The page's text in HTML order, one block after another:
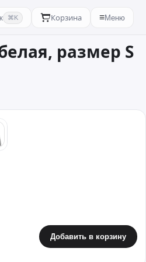
⌘K Корзина ≡Меню
размер S
Добавить в корзину